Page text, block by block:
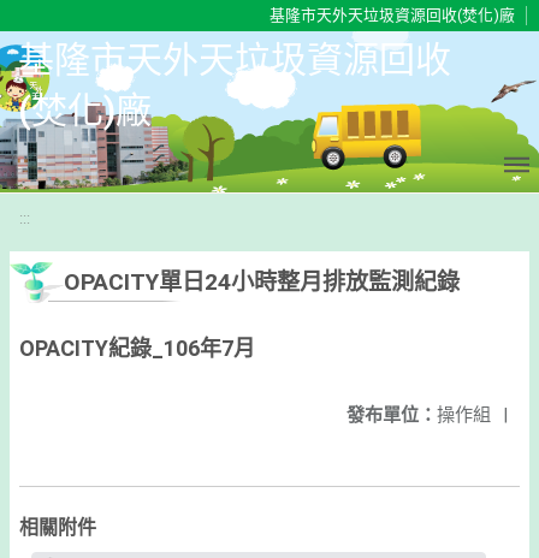
基隆市天外天垃圾資源回收(焚化)廠
基隆市天外天垃圾資源回收
(焚化)廠
:::
OPACITY單日24小時整月排放監測紀錄
OPACITY紀錄_106年7月
發布單位： 操作組 |
相關附件